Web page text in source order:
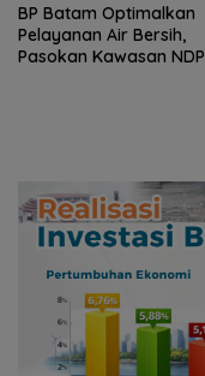
BP Batam Optimalkan
Pelayanan Air Bersih,
Pasokan Kawasan